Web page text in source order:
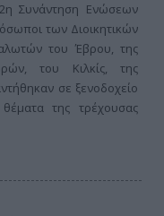
Συνάντηση Ενώσεων
των Διοικητικών
του Έβρου, της
του Κιλκίς, της
σε ξενοδοχείο
της τρέχουσας